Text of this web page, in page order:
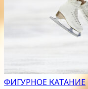
ФИГУРНОЕ КАТАНИЕ